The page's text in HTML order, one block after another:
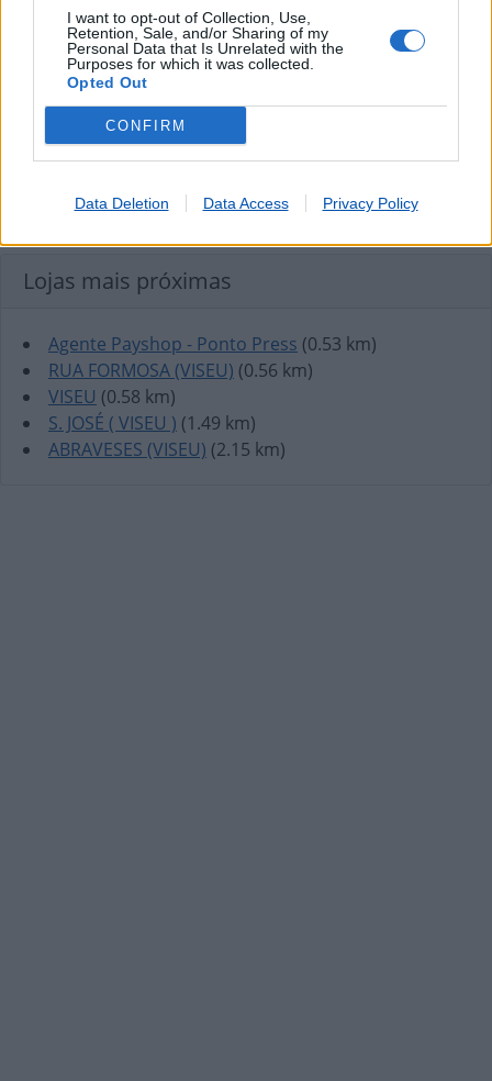
I want to opt-out of Collection, Use,
Retention, Sale, and/or Sharing of my
Personal Data that Is Unrelated with the
Purposes for which it was collected.
Opted Out
CONFIRM
Data Deletion Data Access Privacy Policy
Lojas mais próximas
Agente Payshop - Ponto Press (0.53 km)
RUA FORMOSA (VISEU) (0.56 km)
VISEU (0.58 km)
S. JOSÉ ( VISEU ) (1.49 km)
ABRAVESES (VISEU) (2.15 km)